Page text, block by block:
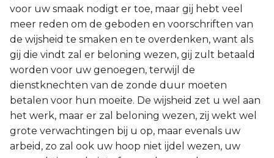
voor uw smaak nodigt er toe, maar gij hebt veel
meer reden om de geboden en voorschriften van
de wijsheid te smaken en te overdenken, want als
gij die vindt zal er beloning wezen, gij zult betaald
worden voor uw genoegen, terwijl de
dienstknechten van de zonde duur moeten
betalen voor hun moeite. De wijsheid zet u wel aan
het werk, maar er zal beloning wezen, zij wekt wel
grote verwachtingen bij u op, maar evenals uw
arbeid, zo zal ook uw hoop niet ijdel wezen, uw